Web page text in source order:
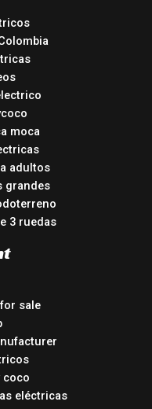
moca
adultos
grandes
3 ruedas
sale
coco
eléctricas